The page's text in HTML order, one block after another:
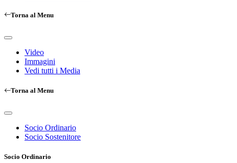
Torna al Menu
Video
Immagini
Vedi tutti i Media
Torna al Menu
Socio Ordinario
Socio Sostenitore
Socio Ordinario